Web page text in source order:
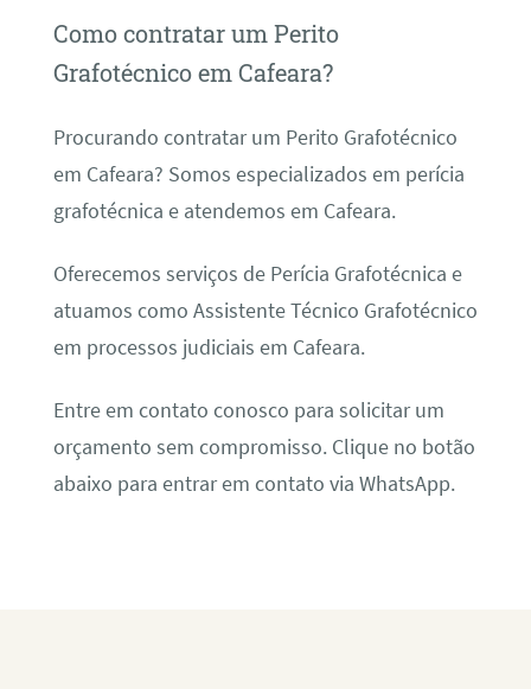
Como contratar um Perito
Grafotécnico em Cafeara?
Procurando contratar um Perito Grafotécnico
em Cafeara? Somos especializados em perícia
grafotécnica e atendemos em Cafeara.
Oferecemos serviços de Perícia Grafotécnica e
atuamos como Assistente Técnico Grafotécnico
em processos judiciais em Cafeara.
Entre em contato conosco para solicitar um
orçamento sem compromisso. Clique no botão
abaixo para entrar em contato via WhatsApp.